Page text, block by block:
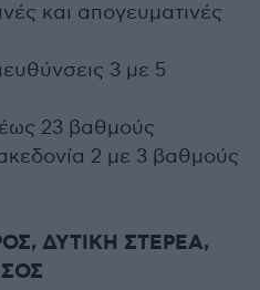
και απογευματινές
3 με 5
23 βαθμούς
2 με 3 βαθμούς
ΔΥΤΙΚΗ ΣΤΕΡΕΑ,